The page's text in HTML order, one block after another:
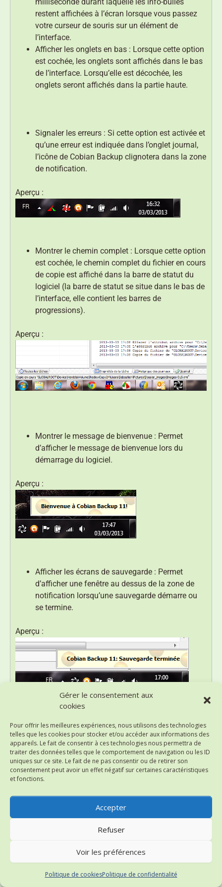
Gérer le consentement aux
cookies
Pour offrir les meilleures expériences, nous utilisons des technologies
telles que les cookies pour stocker et/ou accéder aux informations des
appareils. Le fait de consentir à ces technologies nous permettra de
traiter des données telles que le comportement de navigation ou les ID
uniques sur ce site. Le fait de ne pas consentir ou de retirer son
consentement peut avoir un effet négatif sur certaines caractéristiques
et fonctions.
Accepter
Refuser
Voir les préférences
Politique de cookiesPolitique de confidentialité
restent affichées à l’écran lorsque vous passez
votre curseur de souris sur un élément de
l’interface.
Afficher les onglets en bas : Lorsque cette option
est cochée, les onglets sont affichés dans le bas
de l’interface. Lorsqu’elle est décochée, les
onglets seront affichés dans la partie haute.
Signaler les erreurs : Si cette option est activée et
qu’une erreur est indiquée dans l’onglet journal,
l’icône de Cobian Backup clignotera dans la zone
de notification.
Aperçu :
Montrer le chemin complet : Lorsque cette option
est cochée, le chemin complet du fichier en cours
de copie est affiché dans la barre de statut du
logiciel (la barre de statut se situe dans le bas de
l’interface, elle contient les barres de
progressions).
Aperçu :
Montrer le message de bienvenue : Permet
d’afficher le message de bienvenue lors du
démarrage du logiciel.
Aperçu :
Afficher les écrans de sauvegarde : Permet
d’afficher une fenêtre au dessus de la zone de
notification lorsqu’une sauvegarde démarre ou
se termine.
Aperçu :
Avertir avant de fermer l’interface : Affiche une
fenêtre de confirmation lorsque l’interface est
fermée et que le moteur est en cours d’utilisation
en tant que service.
Confirmer les sauvegardes manuelles : Permet
d’afficher une fenêtre de confirmation lorsque
des tâches de sauvegardes sont lancées
manuellement.